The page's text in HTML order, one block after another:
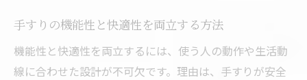
手すりの機能性と快適性を両立する方法
機能性と快適性を両立するには、使う人の動作や生活動
線に合わせた設計が不可欠です。理由は、手すりが安全